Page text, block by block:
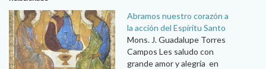
Abramos nuestro corazón a
la acción del Espíritu Santo
Mons. J. Guadalupe Torres
Campos Les saludo con
grande amor y alegría en